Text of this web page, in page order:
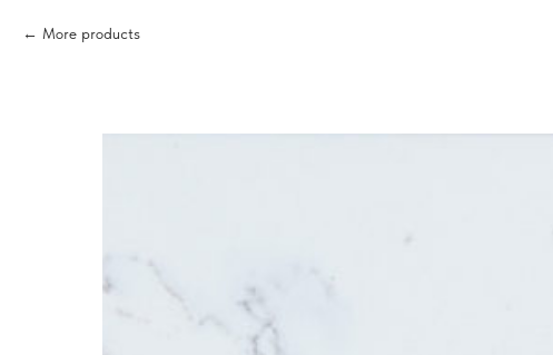
More products